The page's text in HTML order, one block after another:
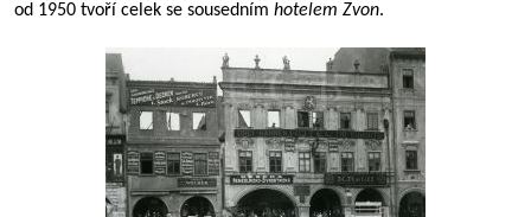
od 1950 tvoří celek se sousedním hotelem Zvon.